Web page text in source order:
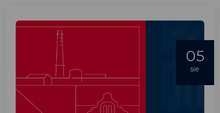
05
sie